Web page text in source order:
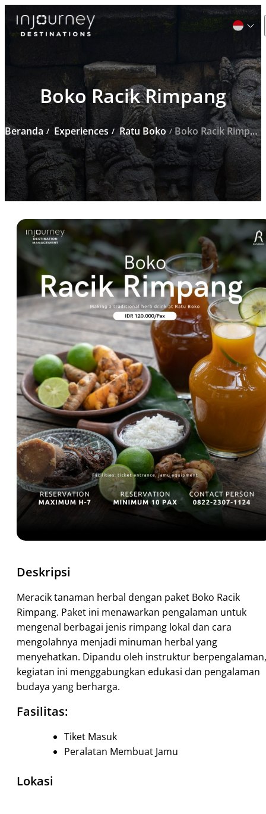
untuk:
Boko Racik Rimpang
Beranda Experiences Ratu Boko Boko Racik Rimpang
Deskripsi
Meracik tanaman herbal dengan paket Boko Racik
Rimpang. Paket ini menawarkan pengalaman untuk
mengenal berbagai jenis rimpang lokal dan cara
mengolahnya menjadi minuman herbal yang
menyehatkan. Dipandu oleh instruktur berpengalaman,
kegiatan ini menggabungkan edukasi dan pengalaman
budaya yang berharga.
Fasilitas:
Tiket Masuk
Peralatan Membuat Jamu
Lokasi